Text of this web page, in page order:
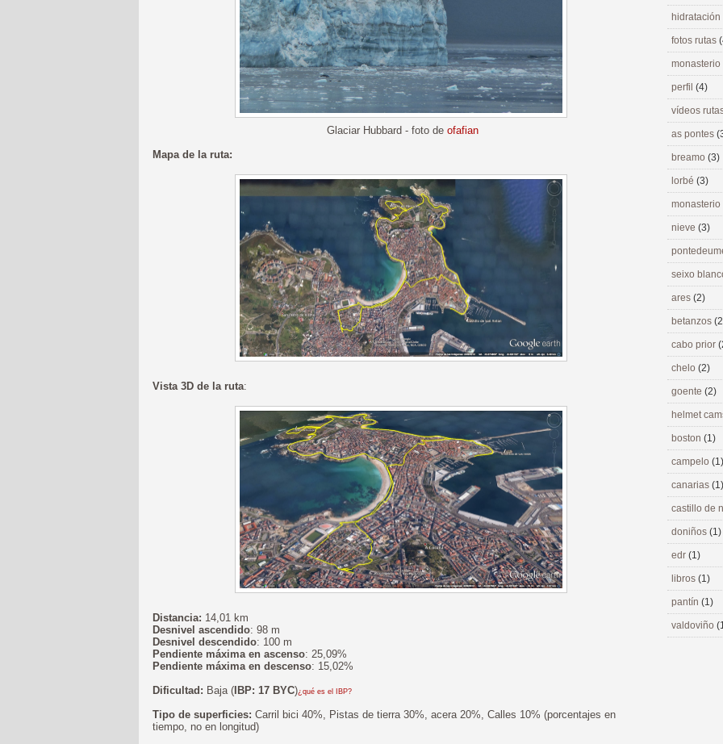
Glaciar Hubbard - foto de ofafian
Mapa de la ruta:
Vista 3D de la ruta:
Distancia: 14,01 km
Desnivel ascendido: 98 m
Desnivel descendido: 100 m
Pendiente máxima en ascenso: 25,09%
Pendiente máxima en descenso: 15,02%
Dificultad: Baja ( IBP: 17 BYC)¿qué es el IBP?
Tipo de superficies: Carril bici 40%, Pistas de tierra 30%, acera 20%, Calles 10% (porcentajes en
tiempo, no en longitud)
hidratación
fotos rutas
perfil (4)
vídeos
as pontes
breamo (3)
lorbé (3)
nieve (3)
seixo
ares (2)
betanzos
cabo prior
chelo (2)
goente (2)
helmet
boston (1)
campelo (1)
canarias (1)
castillo de
doniños (1)
edr (1)
libros (1)
pantín (1)
valdoviño